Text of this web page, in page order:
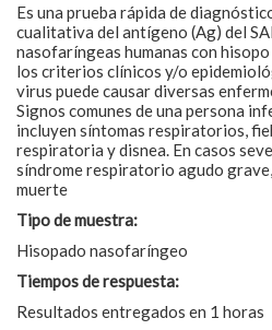
Es una prueba rápida de
cualitativa del antígeno (Ag) del
nasofaríngeas humanas con
los criterios clínicos y/o
virus puede causar diversas
Signos comunes de una persona
incluyen síntomas respiratorios,
respiratoria y disnea. En casos
síndrome respiratorio agudo
muerte
Tipo de muestra:
Hisopado nasofaríngeo
Tiempos de respuesta:
Resultados entregados en 1 horas